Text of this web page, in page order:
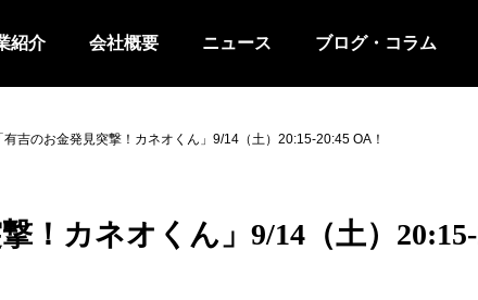
紹介 会社概要 ニュース ブログ・コラム
有吉のお金発見突撃！カネオくん」9/14（土）20:15-20:45 OA！
！カネオくん」9/14（土）20:15-